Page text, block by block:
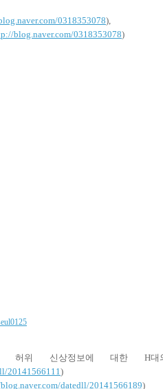
0318353078),
blog.naver.com/0318353078)
허위 신상정보에 대한 H
20141566111 )
datedll/20141566189)